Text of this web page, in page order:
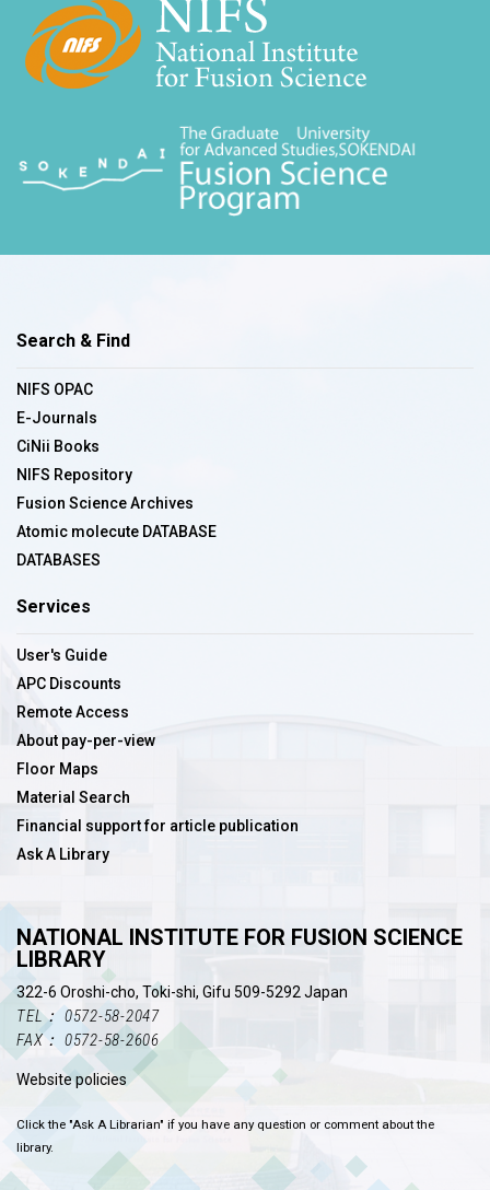
Search & Find
NIFS OPAC
E-Journals
CiNii Books
NIFS Repository
Fusion Science Archives
Atomic molecute DATABASE
DATABASES
Services
User's Guide
APC Discounts
Remote Access
About pay-per-view
Floor Maps
Material Search
Financial support for article publication
Ask A Library
NATIONAL INSTITUTE FOR FUSION SCIENCE
LIBRARY
322-6 Oroshi-cho, Toki-shi, Gifu 509-5292 Japan
TEL： 0572-58-2047
FAX： 0572-58-2606
Website policies
Click the "Ask A Librarian" if you have any question or comment about the
library.